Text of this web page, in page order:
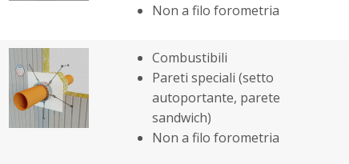
Non a filo forometria
Combustibili
Pareti speciali (setto
autoportante, parete
sandwich)
Non a filo forometria